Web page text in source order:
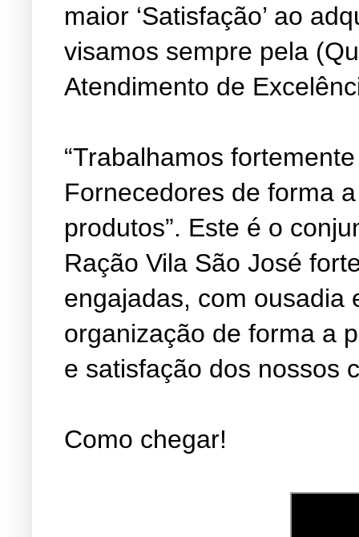
maior ‘Satisfação’ ao
visamos sempre pela
Atendimento de
“Trabalhamos
Fornecedores de forma
produtos”. Este é o
Ração Vila São José
engajadas, com ousadia
organização de forma a
e satisfação dos nossos
Como chegar!